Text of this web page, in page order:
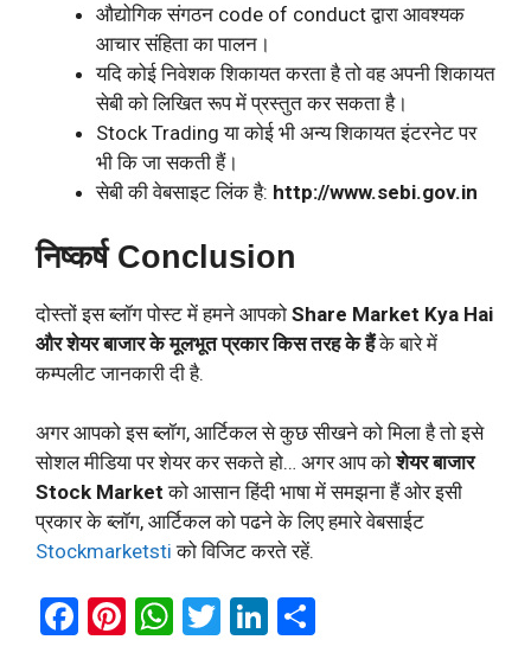
औद्योगिक संगठन code of conduct द्वारा आवश्यक
आचार संहिता का पालन।
यदि कोई निवेशक शिकायत करता है तो वह अपनी शिकायत
सेबी को लिखित रूप में प्रस्तुत कर सकता है।
Stock Trading या कोई भी अन्य शिकायत इंटरनेट पर
भी कि जा सकती हैं।
सेबी की वेबसाइट लिंक है: http://www.sebi.gov.in
निष्कर्ष Conclusion
दोस्तों इस ब्लॉग पोस्ट में हमने आपको Share Market Kya Hai
और शेयर बाजार के मूलभूत प्रकार किस तरह के हैंके बारे में
कम्पलीट जानकारी दी है.
अगर आपको इस ब्लॉग, आर्टिकल से कुछ सीखने को मिला है तो इसे
सोशल मीडिया पर शेयर कर सकते हो… अगर आप कोशेयर बाजार
Stock Marketको आसान हिंदी भाषा में समझना हैं ओर इसी
प्रकार के ब्लॉग, आर्टिकल को पढने के लिए हमारे वेबसाईट
Stockmarketsti को विजिट करते रहें.
F
Pi W T
Li